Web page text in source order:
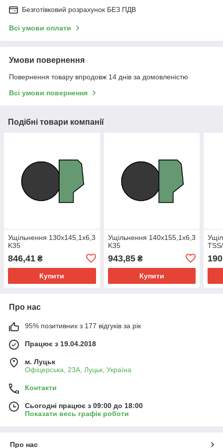
Безготівковий розрахунок БЕЗ ПДВ
Всі умови оплати
Умови повернення
Повернення товару впродовж 14 днів за домовленістю
Всі умови повернення
Подібні товари компанії
Ущільнення 130х145,1х6,3
K35
846,41 ₴
Купити
Ущільнення 140х155,1х6,3
K35
943,85₴
Купити
Про нас
95% позитивних з 177 відгуків за рік
Працює з 19.04.2018
м. Луцьк
Офіцерська, 23А, Луцьк, Україна
Контакти
Сьогодні працює з 09:00 до 18:00
Показати весь графік роботи
Про нас